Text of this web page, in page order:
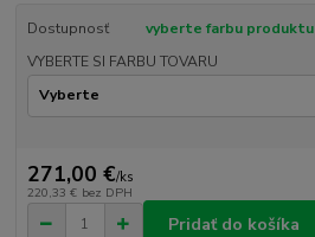
Dostupnosť
vyberte farbu produktu
VYBERTE SI FARBU TOVARU
271,00 €/ks
220,33 € bez DPH
Pridať do košíka